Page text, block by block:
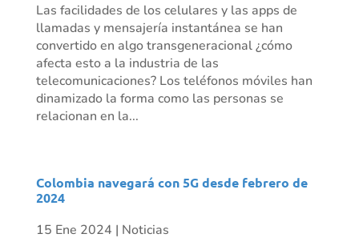
Las facilidades de los celulares y las apps de
llamadas y mensajería instantánea se han
convertido en algo transgeneracional ¿cómo
afecta esto a la industria de las
telecomunicaciones? Los teléfonos móviles han
dinamizado la forma como las personas se
relacionan en la...
Colombia navegará con 5G desde febrero de
2024
15 Ene 2024 | Noticias